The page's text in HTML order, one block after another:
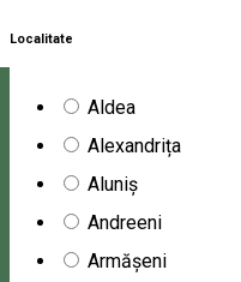
Localitate
Aldea
Alexandrița
Aluniș
Andreeni
Armășeni
Camera cu 6 paturi am
pentru cercuri de prieteni,
scurte sau mai lungi, nu
Pe baza experienţelor
că grupurile care mai
într-un final aici s-au simţit